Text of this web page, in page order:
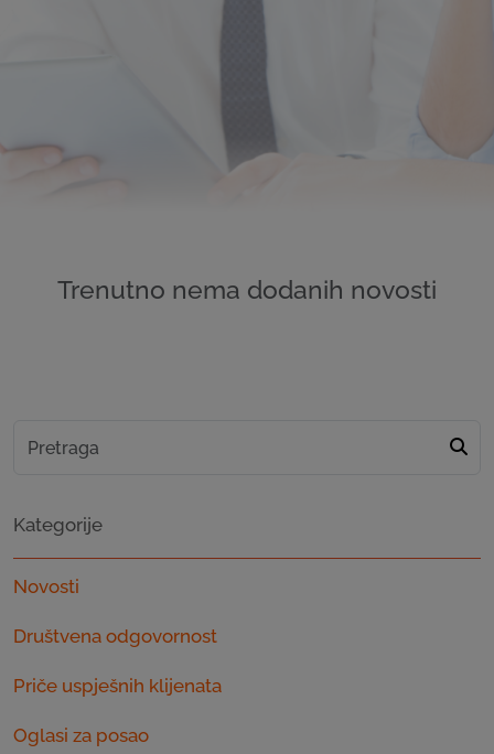
Trenutno nema dodanih novosti
Kategorije
Novosti
Društvena odgovornost
Priče uspješnih klijenata
Oglasi za posao